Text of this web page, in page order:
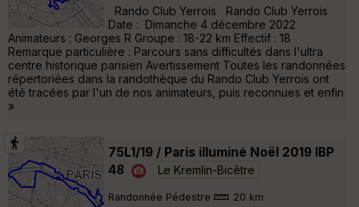
Rando Club Yerrois Rando Club Yerrois
Date : Dimanche 4 décembre 2022
Animateurs : Georges R Groupe : 18-22 km Effectif : 18
Remarque particulière : Parcours sans difficultés dans l'ultra
centre historique parisien Avertissement Toutes les randonnées
répertoriées dans la randothèque du Rando Club Yerrois ont
été tracées par l'un de nos animateurs, puis reconnues et enfin
»
75L1/19 / Paris illuminé Noël 2019 IBP
48
Le Kremlin-Bicêtre
Randonnée Pédestre 20 km